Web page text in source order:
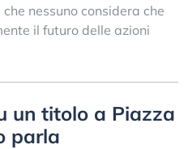
nessuno considera che
il futuro delle azioni
un titolo a Piazza
parla